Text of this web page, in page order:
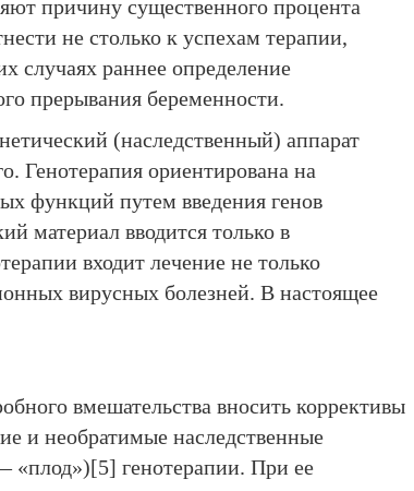
причину существенного процента
не столько к успехам терапии,
случаях раннее определение
прерывания беременности.
(наследственный) аппарат
Генотерапия ориентирована на
функций путем введения генов
материал вводится только в
входит лечение не только
вирусных болезней. В настоящее
вмешательства вносить коррективы
и необратимые наследственные
«плод»)[5] генотерапии. При ее